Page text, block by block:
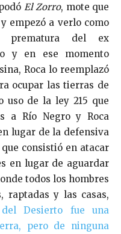
El Zorro, mote que
empezó a verlo como
prematura del ex
y en ese momento
Roca lo reemplazó
ocupar las tierras de
uso de la ley 215 que
a Río Negro y Roca
lugar de la defensiva
consistió en atacar
en lugar de aguardar
todos los hombres
raptadas y las casas,
Desierto fue una
ra, pero de ninguna